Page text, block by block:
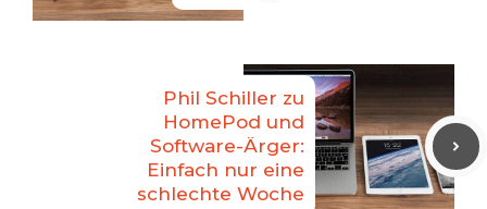
Phil Schiller zu
HomePod und
Software-Ärger:
Einfach nur eine
schlechte Woche